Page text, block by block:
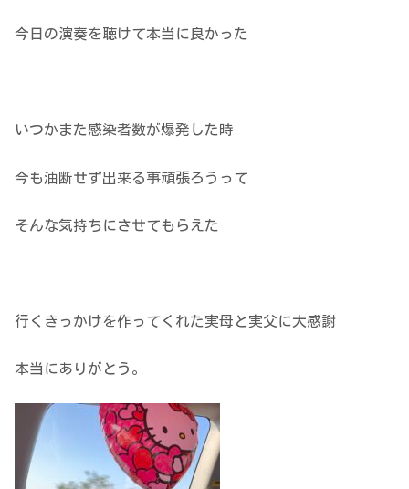
今日の演奏を聴けて本当に良かった
いつかまた感染者数が爆発した時
今も油断せず出来る事頑張ろうって
そんな気持ちにさせてもらえた
行くきっかけを作ってくれた実母と実父に大感謝
本当にありがとう。